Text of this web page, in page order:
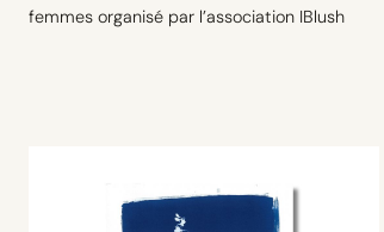
femmes organisé par l’association IBlush